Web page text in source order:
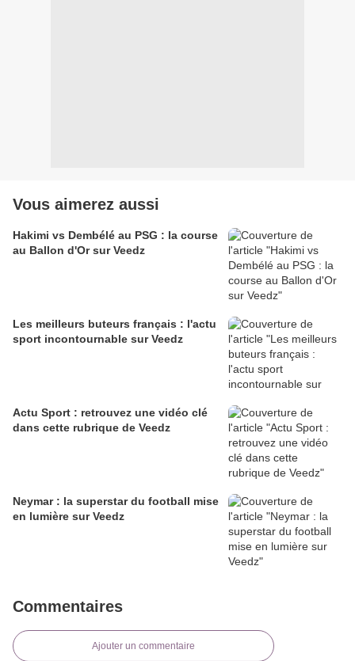
Vous aimerez aussi
Hakimi vs Dembélé au PSG : la course
au Ballon d'Or sur Veedz
Les meilleurs buteurs français : l'actu
sport incontournable sur Veedz
Actu Sport : retrouvez une vidéo clé
dans cette rubrique de Veedz
Neymar : la superstar du football mise
en lumière sur Veedz
Commentaires
Ajouter un commentaire